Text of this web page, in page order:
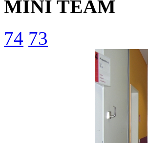
MINI TEAM
74 73